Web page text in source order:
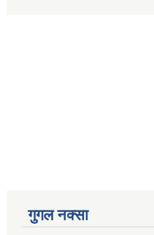
गुगल नक्सा